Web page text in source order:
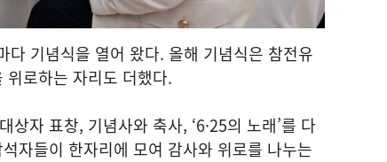
다 기념식을 열어 왔다. 올해 기념식은 참전유
로하는 자리도 더했다.
자 표창, 기념사와 축사, ‘6·25의 노래’를 다
자들이 한자리에 모여 감사와 위로를 나누는